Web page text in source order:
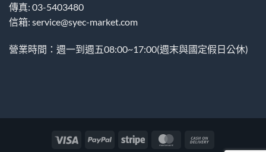
傳真: 03-5403480
信箱: service@syec-market.com
營業時間：週一到週五08:00~17:00(週末與國定假日公休)
Visa PayPal Stripe MasterCard